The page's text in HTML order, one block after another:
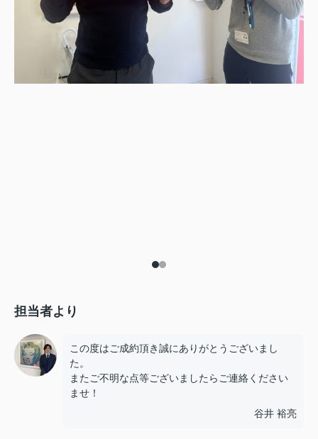
担当者より
この度はご成約頂き誠にありがとうございまし
た。
またご不明な点等ございましたらご連絡ください
ませ！
谷井 裕亮